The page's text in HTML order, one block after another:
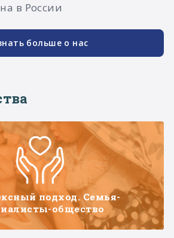
в России
больше о нас
подход. Семья-
общество